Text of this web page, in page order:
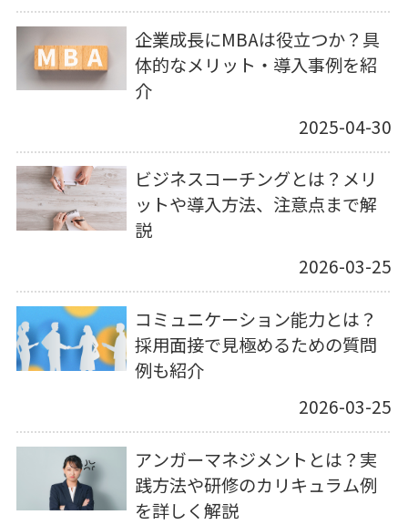
企業成長にMBAは役立つか？具
体的なメリット・導入事例を紹
介
2025-04-30
ビジネスコーチングとは？メリ
ットや導入方法、注意点まで解
説
2026-03-25
コミュニケーション能力とは？
採用面接で見極めるための質問
例も紹介
2026-03-25
アンガーマネジメントとは？実
践方法や研修のカリキュラム例
を詳しく解説